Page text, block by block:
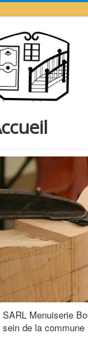
SARL Menuiserie
sein de la commune